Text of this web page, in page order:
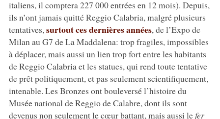
italiens, il comptera 227 000 entrées en 12 mois). Depuis,
ils n’ont jamais quitté Reggio Calabria, malgré plusieurs
tentatives,surtout ces dernières années, de l’Expo de
Milan au G7 de La Maddalena: trop fragiles, impossibles
à déplacer, mais aussi un lien trop fort entre les habitants
de Reggio Calabria et les statues, qui rend toute tentative
de prêt politiquement, et pas seulement scientifiquement,
intenable. Les Bronzes ont bouleversé l’histoire du
Musée national de Reggio de Calabre, dont ils sont
devenus non seulement le cœur battant, mais aussi lefer